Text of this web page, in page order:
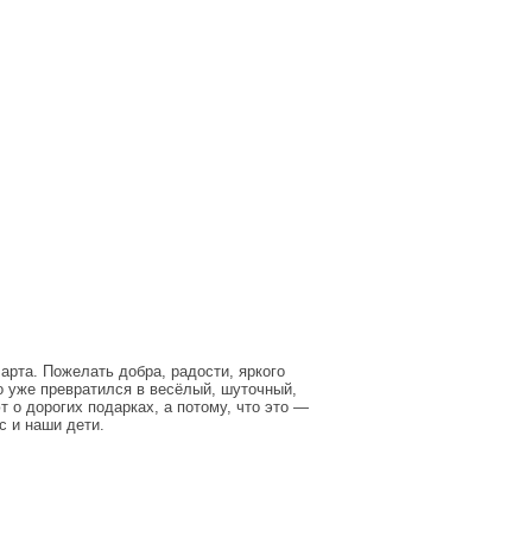
Пожелать добра, радости, яркого
уже превратился в весёлый, шуточный,
о дорогих подарках, а потому, что это —
и наши дети.